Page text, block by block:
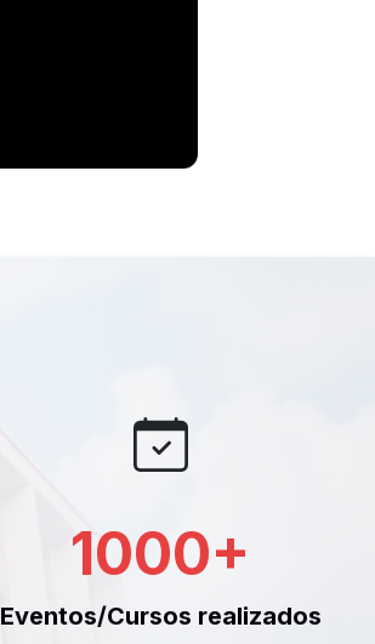
1000+
Eventos/Cursos realizados